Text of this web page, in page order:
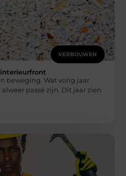
VERBOUWEN
beweging. Wat vorig jaar
passé zijn. Dit jaar zien